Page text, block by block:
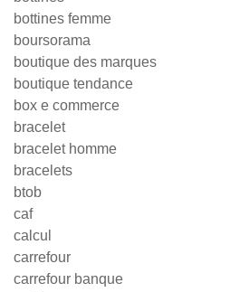
bottines femme
boursorama
boutique des marques
boutique tendance
box e commerce
bracelet
bracelet homme
bracelets
btob
caf
calcul
carrefour
carrefour banque